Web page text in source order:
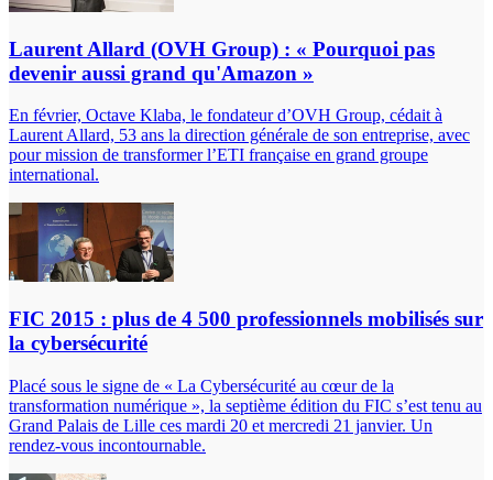
Laurent Allard (OVH Group) : « Pourquoi pas
devenir aussi grand qu'Amazon »
En février, Octave Klaba, le fondateur d’OVH Group, cédait à
Laurent Allard, 53 ans la direction générale de son entreprise, avec
pour mission de transformer l’ETI française en grand groupe
international.
FIC 2015 : plus de 4 500 professionnels mobilisés sur
la cybersécurité
Placé sous le signe de « La Cybersécurité au cœur de la
transformation numérique », la septième édition du FIC s’est tenu au
Grand Palais de Lille ces mardi 20 et mercredi 21 janvier. Un
rendez-vous incontournable.